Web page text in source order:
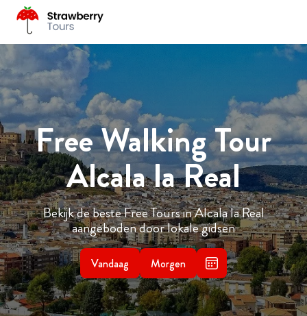
Free Walking Tour
Alcala la Real
Bekijk de beste Free Tours in Alcala la Real
aangeboden door lokale gidsen
Vandaag Morgen